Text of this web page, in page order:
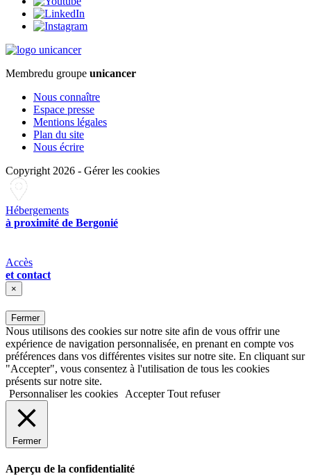
Membredu groupe unicancer
Nous connaître
Espace presse
Mentions légales
Plan du site
Nous écrire
Copyright 2026 - Gérer les cookies
Hébergements
à proximité de Bergonié
Accès
et contact
×
Fermer
Nous utilisons des cookies sur notre site afin de vous offrir une
expérience de navigation personnalisée, en prenant en compte vos
préférences dans vos différentes visites sur notre site. En cliquant sur
"Accepter", vous consentez à l'utilisation de tous les cookies
présents sur notre site.
Personnaliser les cookies
Accepter Tout refuser
Fermer
Aperçu de la confidentialité